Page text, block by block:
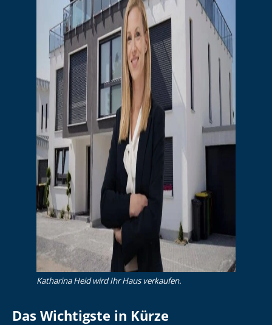
Katharina Heid wird Ihr Haus verkaufen.
Das Wichtigste in Kürze